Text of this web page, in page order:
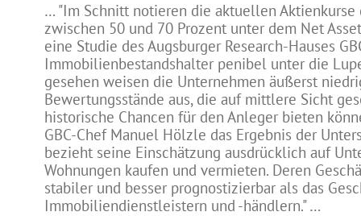
… "Im Schnitt notieren die aktuellen Aktienkurse
zwischen 50 und 70 Prozent unter dem Net
eine Studie des Augsburger Research-Hauses
Immobilienbestandshalter penibel unter die
gesehen weisen die Unternehmen äußerst
Bewertungsstände aus, die auf mittlere Sicht
historische Chancen für den Anleger bieten
GBC-Chef Manuel Hölzle das Ergebnis der
bezieht seine Einschätzung ausdrücklich auf
Wohnungen kaufen und vermieten. Deren
stabiler und besser prognostizierbar als das
Immobiliendienstleistern und -händlern." …